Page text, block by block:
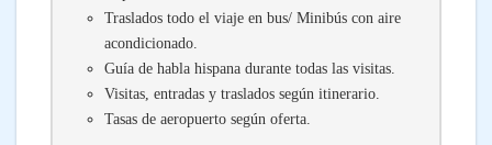
Traslados todo el viaje en bus/ Minibús con aire
acondicionado.
Guía de habla hispana durante todas las visitas.
Visitas, entradas y traslados según itinerario.
Tasas de aeropuerto según oferta.